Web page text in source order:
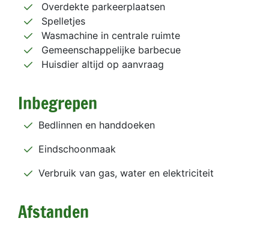
Overdekte parkeerplaatsen
Spelletjes
Wasmachine in centrale ruimte
Gemeenschappelijke barbecue
Huisdier altijd op aanvraag
Inbegrepen
Bedlinnen en handdoeken
Eindschoonmaak
Verbruik van gas, water en elektriciteit
Afstanden